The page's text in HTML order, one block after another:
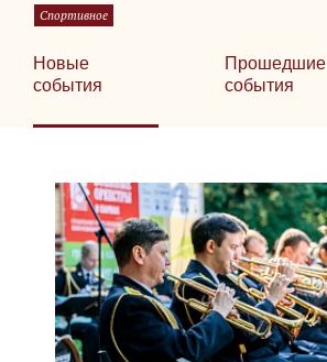
Спортивное
Новые
события
Прошедшие
события